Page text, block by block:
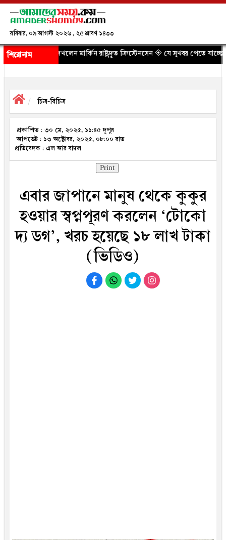
রবিবার, ০৯ আগস্ট ২০২৬ , ২৫ শ্রাবণ ১৪৩৩
শিরোনাম
মার্কিন রাষ্ট্রদূত ক্রিস্টেনসেন◈ যে সুখবর পেতে যাচ্ছেন অবসরপ্রাপ্ত
চিত্র-বিচিত্র
প্রকাশিত : ৩০ মে, ২০২৫, ১১:৪৫ দুপুর
আপডেট : ১৩ অক্টোবর, ২০২৫, ০৮:০০ রাত
প্রতিবেদক : এল আর বাদল
Print
এবার জাপা‌নে মানুষ থেকে কুকুর
হওয়ার স্বপ্নপূরণ করলেন ‘টোকো
দ্য ডগ’, খরচ হ‌য়ে‌ছে ১৮ লাখ টাকা
(ভিডিও)